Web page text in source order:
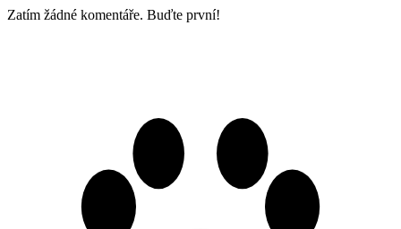
Zatím žádné komentáře. Buďte první!